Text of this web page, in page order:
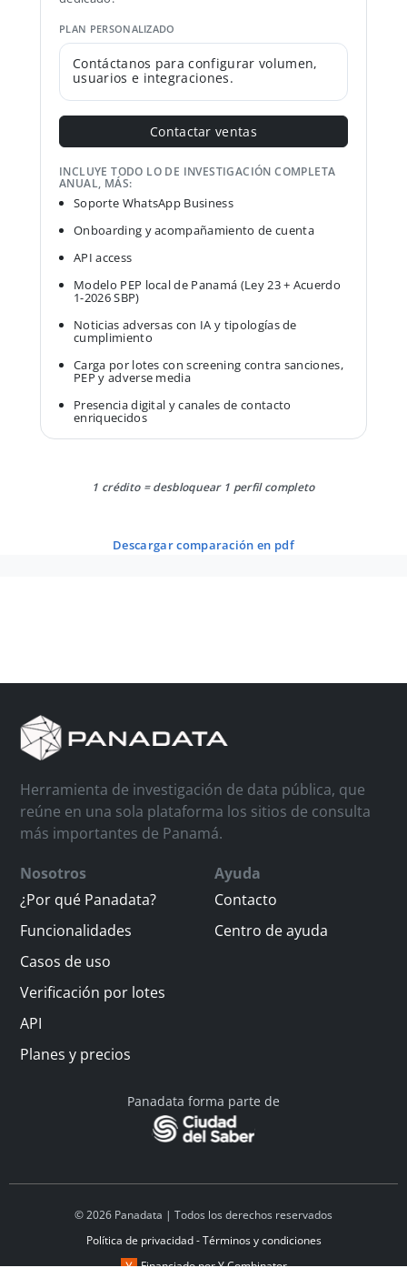
PLAN PERSONALIZADO
Contáctanos para configurar volumen,
usuarios e integraciones.
Contactar ventas
INCLUYE TODO LO DE INVESTIGACIÓN COMPLETA
ANUAL, MÁS:
Soporte WhatsApp Business
Onboarding y acompañamiento de cuenta
API access
Modelo PEP local de Panamá (Ley 23 + Acuerdo
1-2026 SBP)
Noticias adversas con IA y tipologías de
cumplimiento
Carga por lotes con screening contra sanciones,
PEP y adverse media
Presencia digital y canales de contacto
enriquecidos
1 crédito = desbloquear 1 perfil completo
descargar comparación en pdf
Herramienta de investigación de data pública, que
reúne en una sola plataforma los sitios de consulta
más importantes de Panamá.
Nosotros
¿Por qué Panadata?
Funcionalidades
Casos de uso
Verificación por lotes
API
Planes y precios
Ayuda
Contacto
Centro de ayuda
Panadata forma parte de
© 2026 Panadata | Todos los derechos reservados
Política de privacidad - Términos y condiciones
Financiado por Y Combinator